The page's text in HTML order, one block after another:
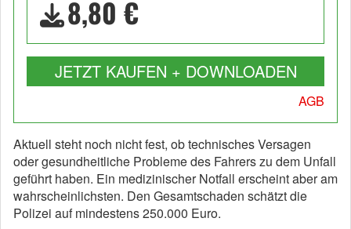
8,80 €
JETZT KAUFEN + DOWNLOADEN
AGB
Aktuell steht noch nicht fest, ob technisches Versagen
oder gesundheitliche Probleme des Fahrers zu dem Unfall
geführt haben. Ein medizinischer Notfall erscheint aber am
wahrscheinlichsten. Den Gesamtschaden schätzt die
Polizei auf mindestens 250.000 Euro.